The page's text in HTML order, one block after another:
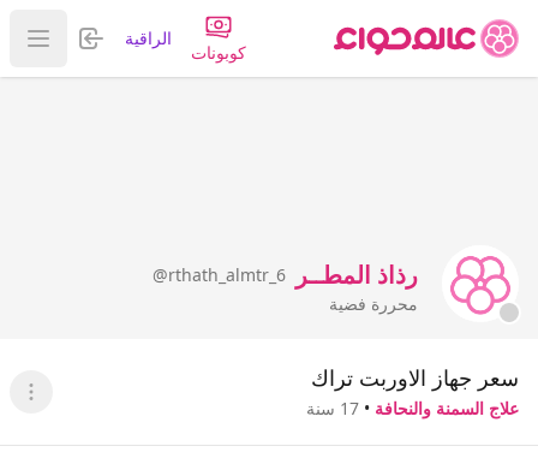
كوبونات
الراقية تسجيل
عرض
رذاذ المطــر
@rthath_almtr_6
محررة فضية
سعر جهاز الاوربت تراك
علاج السمنة والنحافة • 17 سنة عرض